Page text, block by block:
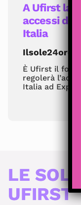
A Ufirst la
accessi del
Italia
Ilsole24ore
È Ufirst il
regolerà
Italia ad Expo
LE
UFIRST